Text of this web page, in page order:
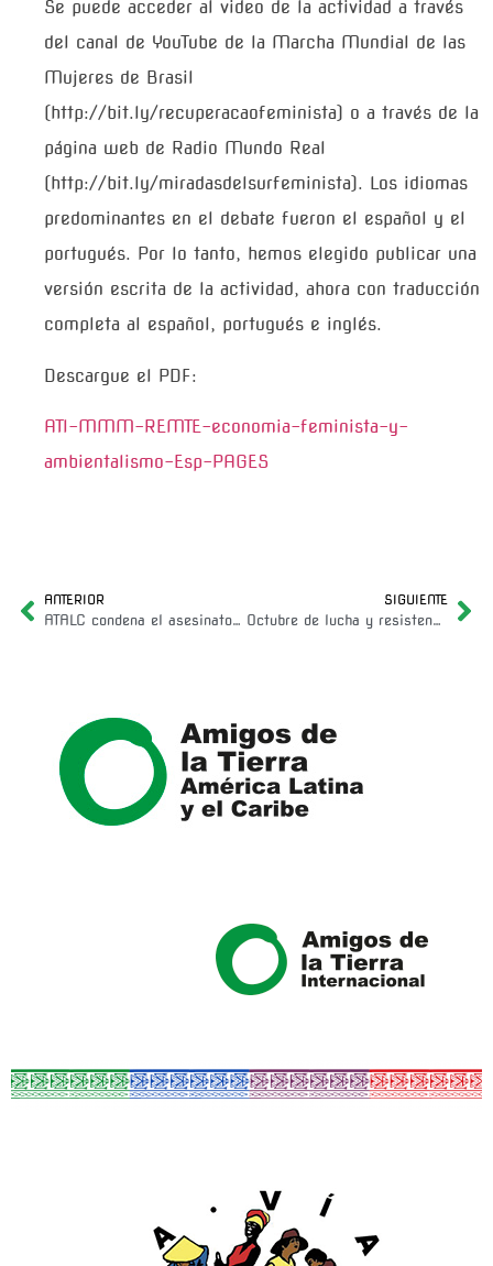
Se puede acceder al video de la actividad a través
del canal de YouTube de la Marcha Mundial de las
Mujeres de Brasil
(http://bit.ly/recuperacaofeminista) o a través de la
página web de Radio Mundo Real
(http://bit.ly/miradasdelsurfeminista). Los idiomas
predominantes en el debate fueron el español y el
portugués. Por lo tanto, hemos elegido publicar una
versión escrita de la actividad, ahora con traducción
completa al español, portugués e inglés.
Descargue el PDF:
ATI-MMM-REMTE-economia-feminista-y-
ambientalismo-Esp-PAGES
ANTERIOR
ATALC condena el asesinato de Orlando Gutierrez en Bolivia.
SIGUIENTE
Octubre de lucha y resistencia en América Latina y el Caribe